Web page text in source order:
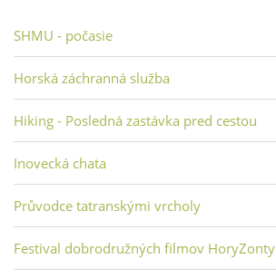
SHMU - počasie
Horská záchranná služba
Hiking - Posledná zastávka pred cestou
Inovecká chata
Průvodce tatranskými vrcholy
Festival dobrodružných filmov HoryZonty